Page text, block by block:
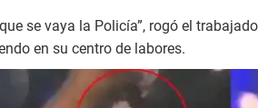
se vaya la Policía”, rogó el
en su centro de labores.